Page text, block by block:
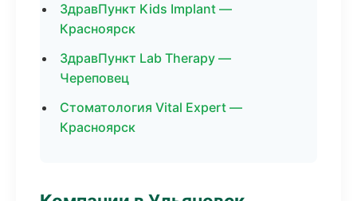
ЗдравПункт Kids Implant —
Красноярск
ЗдравПункт Lab Therapy —
Череповец
Стоматология Vital Expert —
Красноярск